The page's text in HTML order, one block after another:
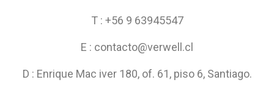
T : +56 9 63945547
E : contacto@verwell.cl
D : Enrique Mac iver 180, of. 61, piso 6, Santiago.